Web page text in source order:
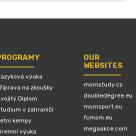
výuka
na zkoušky
Diplom
v zahraničí
kempy
výuka
OUR
WEBSITES
msmstudy.cz
doubledegree.eu
msmsport.eu
fcmsm.eu
megaakce.com